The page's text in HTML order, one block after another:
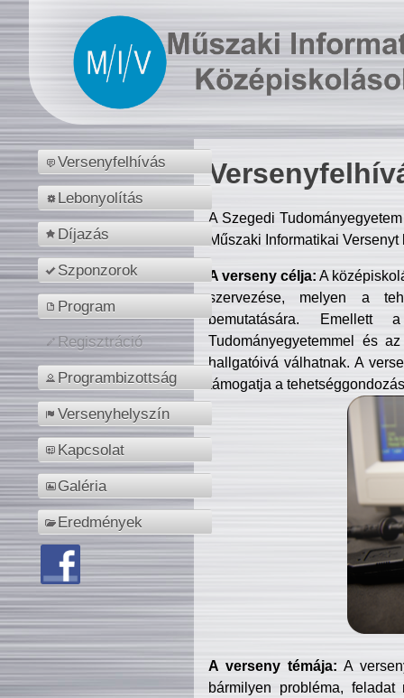
Versenyfelhívás
Lebonyolítás
Díjazás
Szponzorok
Program
Regisztráció
Programbizottság
Versenyhelyszín
Kapcsolat
Galéria
Eredmények
A Szegedi
Műszaki Informatikai
A verseny célja: A
szervezése, melyen a
bemutatására. Emellett
Tudományegyetemmel és
hallgatóivá válhatnak. A
támogatja a
A verseny témája: A
bármilyen probléma, feladat